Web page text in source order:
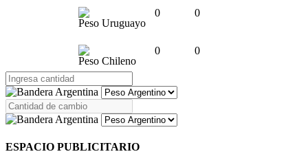
Peso Uruguayo
0 0
Peso Chileno
0 0
ESPACIO PUBLICITARIO